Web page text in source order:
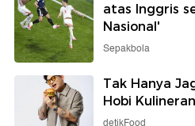
atas Inggris
Nasional'
Sepakbola
Tak Hanya
Hobi
detikFood